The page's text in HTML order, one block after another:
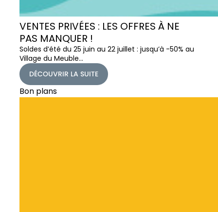
VENTES PRIVÉES : LES OFFRES À NE
PAS MANQUER !
Soldes d’été du 25 juin au 22 juillet : jusqu’à -50% au
Village du Meuble…
DÉCOUVRIR LA SUITE
Bon plans